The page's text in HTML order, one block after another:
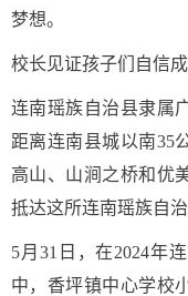
梦想。
校长见证孩子们自信
连南瑶族自治县隶属
距离连南县城以南35
高山、山涧之桥和优
抵达这所连南瑶族自
5月31日，在2024年
中，香坪镇中心学校